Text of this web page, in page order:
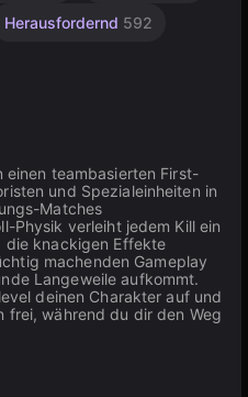
Herausfordernd 592
einen teambasierten First-
und Spezialeinheiten in
Matches
Physik verleiht jedem Kill ein
die knackigen Effekte
machenden Gameplay
Langeweile aufkommt.
deinen Charakter auf und
frei, während du dir den Weg